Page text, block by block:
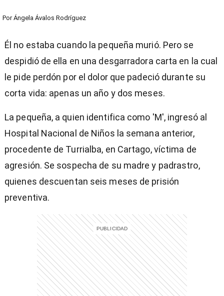
Por Ángela Ávalos Rodríguez
Él no estaba cuando la pequeña murió. Pero se
despidió de ella en una desgarradora carta en la cual
le pide perdón por el dolor que padeció durante su
corta vida: apenas un año y dos meses.
La pequeña, a quien identifica como 'M', ingresó al
Hospital Nacional de Niños la semana anterior,
procedente de Turrialba, en Cartago, víctima de
agresión. Se sospecha de su madre y padrastro,
quienes descuentan seis meses de prisión
preventiva.